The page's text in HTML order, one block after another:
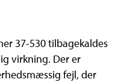
37-530 tilbagekaldes
virkning. Der er
fejl, der